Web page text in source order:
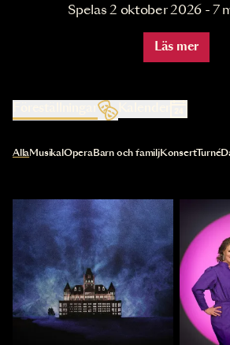
Spelas 2 oktober 2026 - 7
Läs mer
Kalender
Val av kategori uppdaterar innehållet
AllaMusikal OperaBarn och familjKonsertTurné